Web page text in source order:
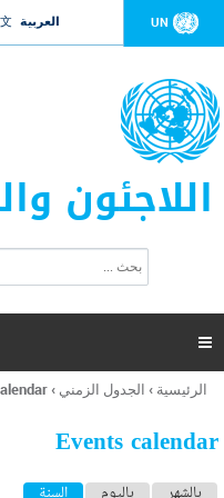
UN العربية
اللاجئون
ت
ر
ل
ح
ب

أنت
هنا
الرئيسية › الجدول الزمني ›
Events calendar